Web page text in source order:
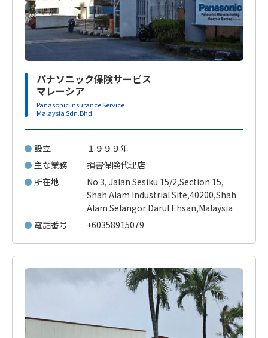
パナソニック保険サービス
マレーシア
Panasonic Insurance Service
Malaysia Sdn.Bhd.
設立
１９９９年
主な業務
損害保険代理店
所在地
No 3, Jalan Sesiku 15/2,Section 15,
Shah Alam Industrial Site,40200,Shah
Alam Selangor Darul Ehsan,Malaysia
電話番号
+60358915079